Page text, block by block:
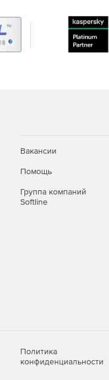
Вакансии
Помощь
Группа компаний
Softline
Политика
конфиденциальности